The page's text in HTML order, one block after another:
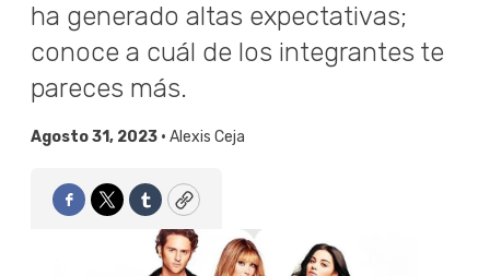
ha generado altas expectativas;
conoce a cuál de los integrantes te
pareces más.
Agosto 31, 2023 • Alexis Ceja
Facebook
TwitterTumblrCopy